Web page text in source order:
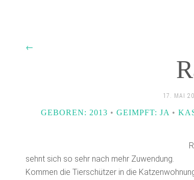
←
17. MAI
GEBOREN: 2013 • GEIMPFT: JA •
sehnt sich so sehr nach mehr Zuwendung.
Kommen die Tierschützer in die